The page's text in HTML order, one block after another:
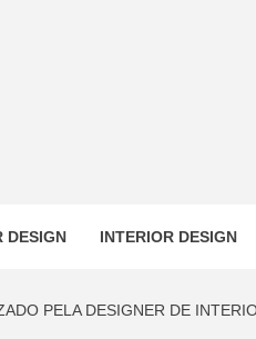
DESIGN INTERIOR DESIGN
PELA DESIGNER DE